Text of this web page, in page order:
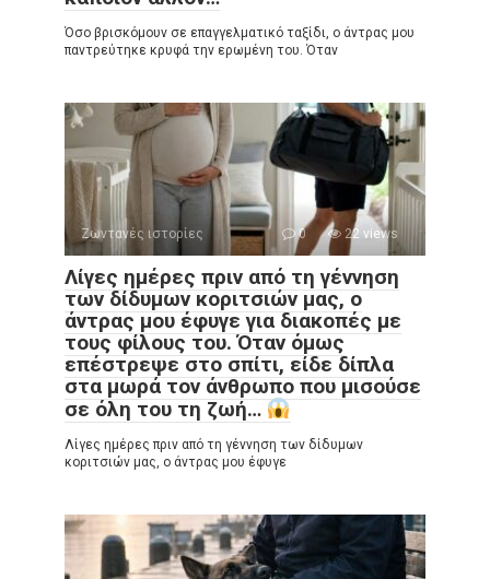
Όσο βρισκόμουν σε επαγγελματικό ταξίδι, ο άντρας μου
παντρεύτηκε κρυφά την ερωμένη του. Όταν
Ζωντανές ιστορίες 0 22 views
Λίγες ημέρες πριν από τη γέννηση
των δίδυμων κοριτσιών μας, ο
άντρας μου έφυγε για διακοπές με
τους φίλους του. Όταν όμως
επέστρεψε στο σπίτι, είδε δίπλα
στα μωρά τον άνθρωπο που μισούσε
σε όλη του τη ζωή…
Λίγες ημέρες πριν από τη γέννηση των δίδυμων
κοριτσιών μας, ο άντρας μου έφυγε